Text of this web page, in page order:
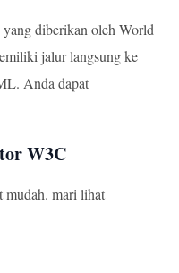
diberikan oleh World
jalur langsung ke
Anda dapat
W3C
mudah. mari lihat